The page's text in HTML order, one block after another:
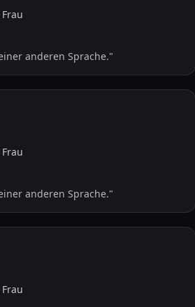
Frau
anderen Sprache."
Frau
anderen Sprache."
Frau